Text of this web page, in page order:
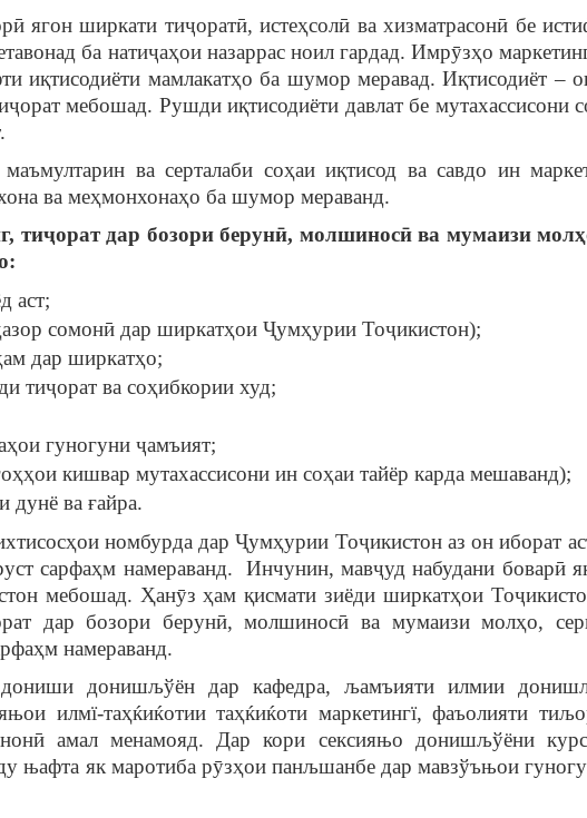
ягон ширкати тиҷоратӣ, истеҳсолӣ ва хизматрасонӣ бе
ба натиҷаҳои назаррас ноил гардад. Имрӯзҳо
иқтисодиёти мамлакатҳо ба шумор меравад. Иқтисодиёт –
мебошад. Рушди иқтисодиёти давлат бе мутахассисони
ва серталаби соҳаи иқтисод ва савдо ин
ва меҳмонхонаҳо ба шумор мераванд.
тиҷоратдар бозори берунӣ, молшиносӣва мумаизи молҳ
:
аст;
сомонӣ дар ширкатҳои Ҷумҳурии Тоҷикистон);
дар ширкатҳо;
тиҷорат ва соҳибкории худ;
гуногуни ҷамъият;
кишвар мутахассисони ин соҳаи тайёр карда мешаванд);
дунё ва ғайра.
номбурда дар Ҷумҳурии Тоҷикистон аз он иборат
сарфаҳм намераванд. Инчунин, мавҷуд набудани боварӣ
мебошад. Ҳанӯз ҳам қисмати зиёди ширкатҳои
дар бозори берунӣ, молшиносӣ ва мумаизи молҳо,
намераванд.
донишљўён дар кафедра, љамъияти илмии
илмї-таҳќиќотии таҳќиќоти маркетингї, фаъолияти
амал менамояд. Дар кори сексияњо донишљўёни
њафта як маротиба рӯзҳои панљшанбе дар мавзўъњои